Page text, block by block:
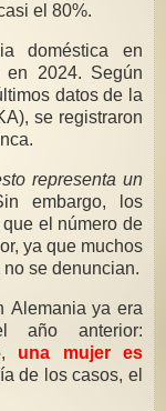
el 80%.
doméstica en
en 2024. Según
datos de la
se registraron
representa un
embargo, los
el número de
ya que muchos
se denuncian.
Alemania ya era
año anterior:
una mujer es
de los casos, el